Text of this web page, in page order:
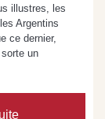
illustres, les
Argentins
ce dernier,
un